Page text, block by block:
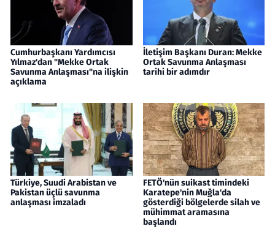
Cumhurbaşkanı Yardımcısı
Yılmaz'dan "Mekke Ortak
Savunma Anlaşması"na ilişkin
açıklama
İletişim Başkanı Duran: Mekke
Ortak Savunma Anlaşması
tarihi bir adımdır
Türkiye, Suudi Arabistan ve
Pakistan üçlü savunma
anlaşması imzaladı
FETÖ'nün suikast timindeki
Karatepe'nin Muğla'da
gösterdiği bölgelerde silah ve
mühimmat aramasına
başlandı